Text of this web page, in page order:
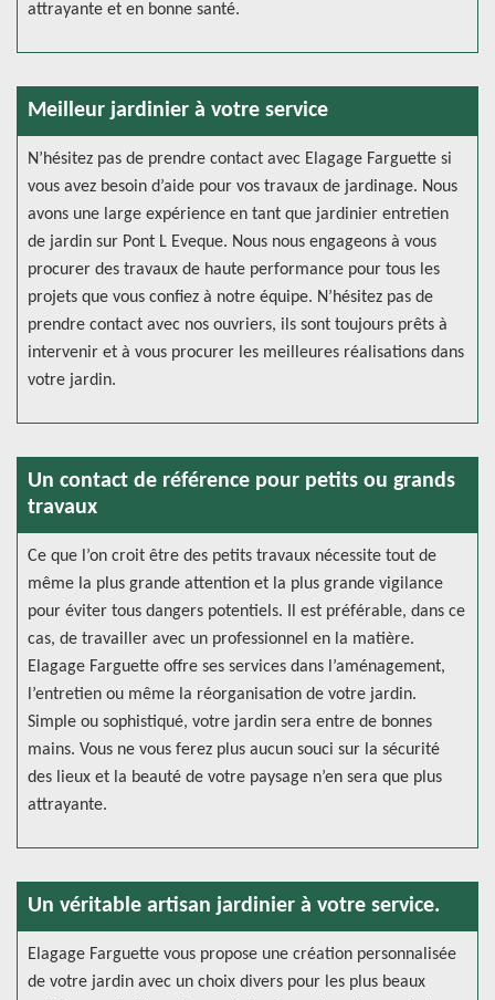
attrayante et en bonne santé.
Meilleur jardinier à votre service
N’hésitez pas de prendre contact avec Elagage Farguette si
vous avez besoin d’aide pour vos travaux de jardinage. Nous
avons une large expérience en tant que jardinier entretien
de jardin sur Pont L Eveque. Nous nous engageons à vous
procurer des travaux de haute performance pour tous les
projets que vous confiez à notre équipe. N’hésitez pas de
prendre contact avec nos ouvriers, ils sont toujours prêts à
intervenir et à vous procurer les meilleures réalisations dans
votre jardin.
Un contact de référence pour petits ou grands
travaux
Ce que l’on croit être des petits travaux nécessite tout de
même la plus grande attention et la plus grande vigilance
pour éviter tous dangers potentiels. Il est préférable, dans ce
cas, de travailler avec un professionnel en la matière.
Elagage Farguette offre ses services dans l’aménagement,
l’entretien ou même la réorganisation de votre jardin.
Simple ou sophistiqué, votre jardin sera entre de bonnes
mains. Vous ne vous ferez plus aucun souci sur la sécurité
des lieux et la beauté de votre paysage n’en sera que plus
attrayante.
Un véritable artisan jardinier à votre service.
Elagage Farguette vous propose une création personnalisée
de votre jardin avec un choix divers pour les plus beaux